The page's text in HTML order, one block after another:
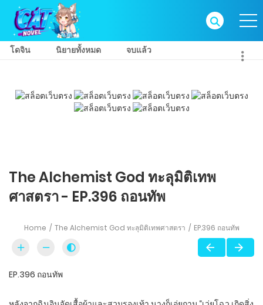
โดจิน นิยายทั้งหมด จบแล้ว
The Alchemist God ทะลุมิติเทพ
ศาสตรา - EP.396 ถอนทัพ
Home The Alchemist God ทะลุมิติเทพศาสตรา EP.396 ถอนทัพ
EP.396 ถอนทัพ